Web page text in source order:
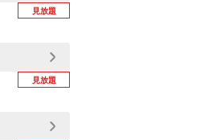
見放題
見放題